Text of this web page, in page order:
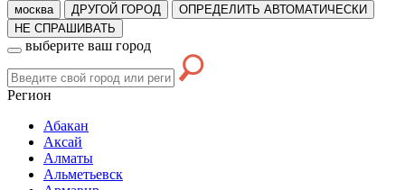
москва ДРУГОЙ ГОРОД
ОПРЕДЕЛИТЬ АВТОМАТИЧЕСКИ
НЕ СПРАШИВАТЬ
выберите ваш город
Регион
Абакан
Аксай
Алматы
Альметьевск